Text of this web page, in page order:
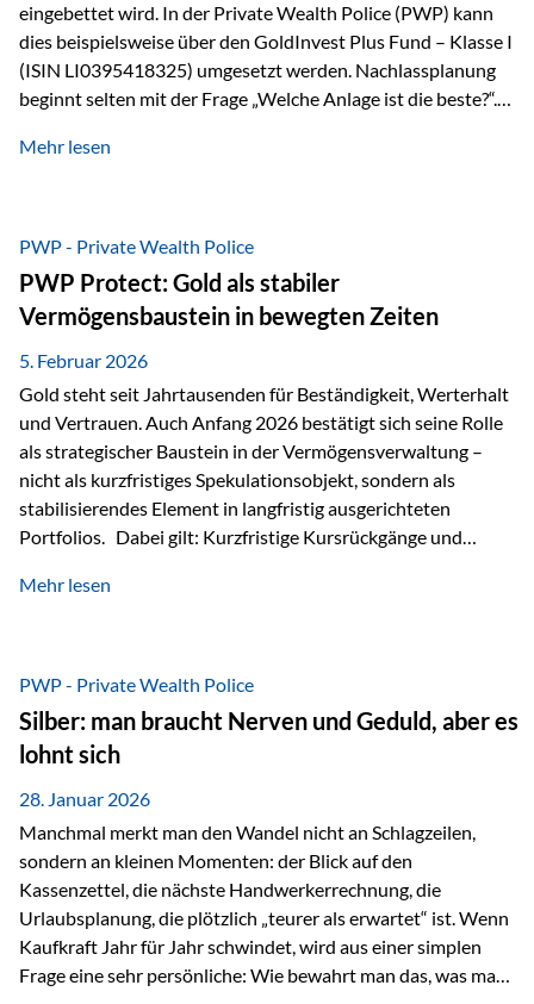
eingebettet wird. In der Private Wealth Police (PWP) kann
dies beispielsweise über den GoldInvest Plus Fund – Klasse I
(ISIN LI0395418325) umgesetzt werden. Nachlassplanung
beginnt selten mit der Frage „Welche Anlage ist die beste?“.
was bekommen – wann – und in welcher Struktur?Und vor
bei größeren Vermögen ist das entscheidend.
Mehr lesen
PWP - Private Wealth Police
PWP Protect: Gold als stabiler
Vermögensbaustein in bewegten Zeiten
5. Februar 2026
Gold steht seit Jahrtausenden für Beständigkeit, Werterhalt
und Vertrauen. Auch Anfang 2026 bestätigt sich seine Rolle
als strategischer Baustein in der Vermögensverwaltung –
nicht als kurzfristiges Spekulationsobjekt, sondern als
stabilisierendes Element in langfristig ausgerichteten
Portfolios. Dabei gilt: Kurzfristige Kursrückgänge und
starken Anstiegen. Diese verändern jedoch nicht die
von geopolitischen Spannungen, einer stark ausgeweiteten
Geldmenge sowie strukturellen Verschiebungen an den
Kapitalmärkten geprägt ist, bleibt Gold ein bewährter Anker.
Nicht, weil…
Mehr lesen
PWP - Private Wealth Police
Silber: man braucht Nerven und Geduld, aber es
lohnt sich
28. Januar 2026
Manchmal merkt man den Wandel nicht an Schlagzeilen,
sondern an kleinen Momenten: der Blick auf den
Kassenzettel, die nächste Handwerkerrechnung, die
Urlaubsplanung, die plötzlich „teurer als erwartet“ ist. Wenn
Kaufkraft Jahr für Jahr schwindet, wird aus einer simplen
Frage eine sehr persönliche: Wie bewahrt man das, was man